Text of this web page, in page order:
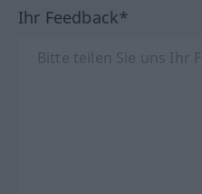
Ihr Feedback*